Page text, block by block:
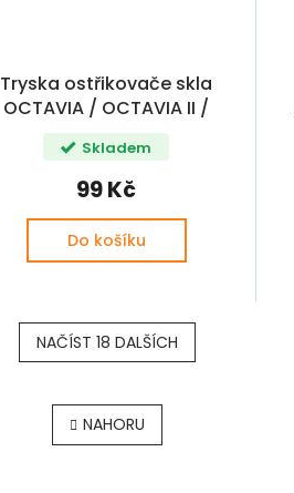
Tryska ostřikovače skla
OCTAVIA / OCTAVIA II /
FABIA / FABIA II OE
(5J0955985, 3B0955985
)
Skladem
99 Kč
Do košíku
v
l
NAČÍST 18 DALŠÍCH
NAHORU